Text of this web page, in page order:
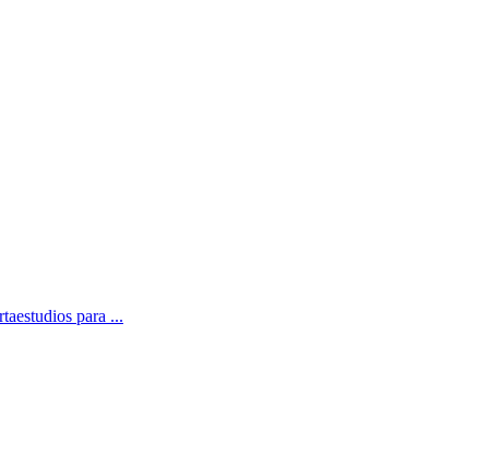
para ...